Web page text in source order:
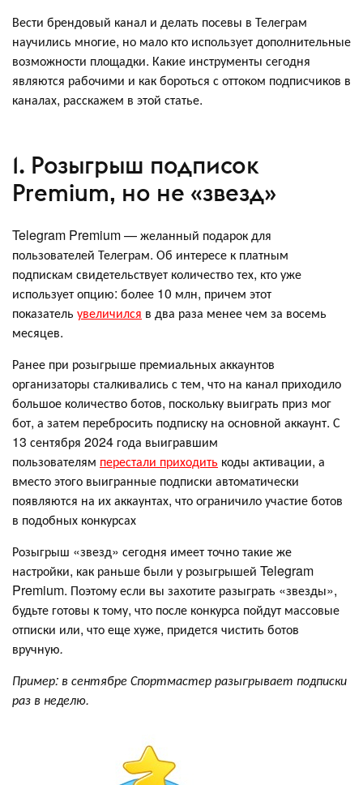
Вести брендовый канал и делать посевы в Телеграм
научились многие, но мало кто использует дополнительные
возможности площадки. Какие инструменты сегодня
являются рабочими и как бороться с оттоком подписчиков в
каналах, расскажем в этой статье.
1. Розыгрыш подписок
Premium, но не «звезд»
Telegram Premium — желанный подарок для
пользователей Телеграм. Об интересе к платным
подпискам свидетельствует количество тех, кто уже
использует опцию: более 10 млн, причем этот
показатель увеличился в два раза менее чем за восемь
месяцев.
Ранее при розыгрыше премиальных аккаунтов
организаторы сталкивались с тем, что на канал приходило
большое количество ботов, поскольку выиграть приз мог
бот, а затем перебросить подписку на основной аккаунт. С
13 сентября 2024 года выигравшим
пользователям перестали приходить коды активации, а
вместо этого выигранные подписки автоматически
появляются на их аккаунтах, что ограничило участие ботов
в подобных конкурсах
Розыгрыш «звезд» сегодня имеет точно такие же
настройки, как раньше были у розыгрышей Telegram
Premium. Поэтому если вы захотите разыграть «звезды»,
будьте готовы к тому, что после конкурса пойдут массовые
отписки или, что еще хуже, придется чистить ботов
вручную.
Пример: в сентябре Спортмастер разыгрывает подписки
раз в неделю.